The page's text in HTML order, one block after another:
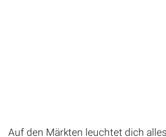
Auf den Märkten leuchtet dich